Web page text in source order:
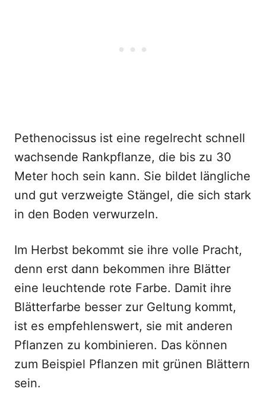
Pethenocissus ist eine regelrecht schnell
wachsende Rankpflanze, die bis zu 30
Meter hoch sein kann. Sie bildet längliche
und gut verzweigte Stängel, die sich stark
in den Boden verwurzeln.
Im Herbst bekommt sie ihre volle Pracht,
denn erst dann bekommen ihre Blätter
eine leuchtende rote Farbe. Damit ihre
Blätterfarbe besser zur Geltung kommt,
ist es empfehlenswert, sie mit anderen
Pflanzen zu kombinieren. Das können
zum Beispiel Pflanzen mit grünen Blättern
sein.